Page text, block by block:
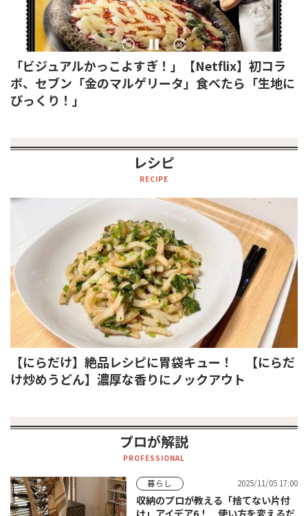
「ビジュアルかっこよすぎ！」【Netflix】初コラ
ボ、セブン「金のマルゲリータ」食べたら「生地に
びっくり！」
レシピ
RECIPE
【にらだけ】絶品レシピに胃袋キュー！ 【にらだ
け炒めうどん】濃厚な香りにノックアウト
プロが解説
PROFESSIONAL
暮らし 2025/11/05 17:00
収納のプロが教える「捨てない片付
け」アイデア6！ 使い方を変えるだ